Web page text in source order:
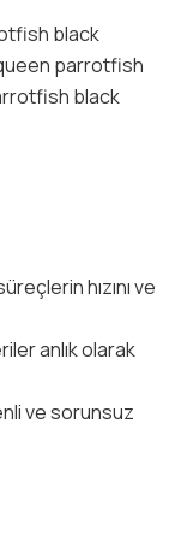
black
parrotfish
black
hızını ve
anlık olarak
ve sorunsuz